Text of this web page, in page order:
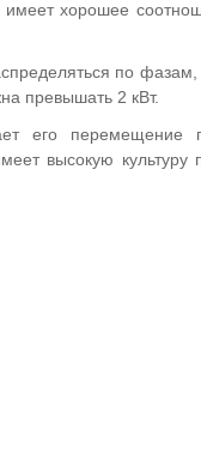
имеет хорошее
по фазам,
превышать 2 кВт.
его
высокую культуру